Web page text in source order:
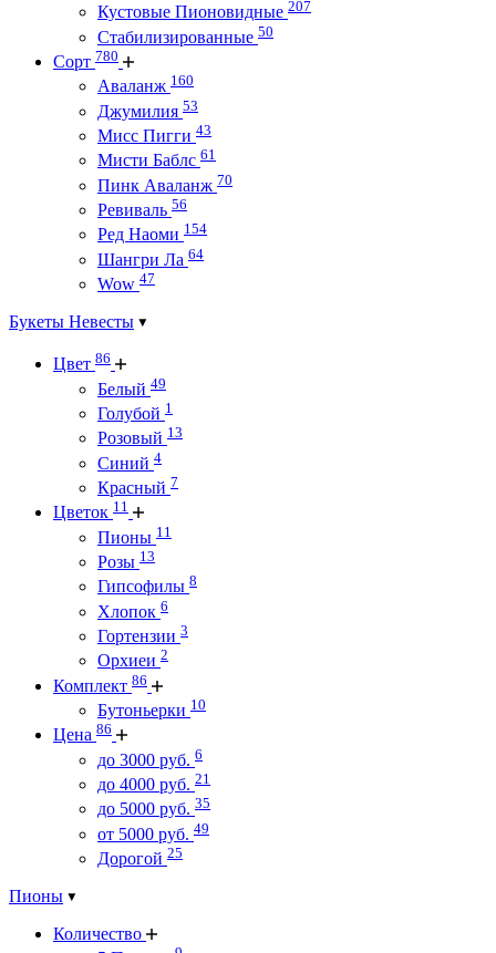
Кустовые Пионовидные 207
Стабилизированные 50
Сорт 780
Аваланж 160
Джумилия 53
Мисс Пигги 43
Мисти Баблс 61
Пинк Аваланж 70
Ревиваль 56
Ред Наоми 154
Шангри Ла 64
Wow 47
Букеты Невесты
Цвет 86
Белый 49
Голубой 1
Розовый 13
Синий 4
Красный 7
Цветок 11
Пионы 11
Розы 13
Гипсофилы 8
Хлопок 6
Гортензии 3
Орхиеи 2
Комплект 86
Бутоньерки 10
Цена 86
до 3000 руб. 6
до 4000 руб. 21
до 5000 руб. 35
от 5000 руб. 49
Дорогой 25
Пионы
Количество